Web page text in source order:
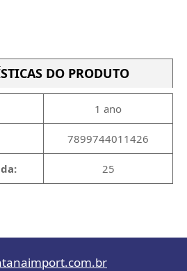
DO PRODUTO
1 ano
7899744011426
25